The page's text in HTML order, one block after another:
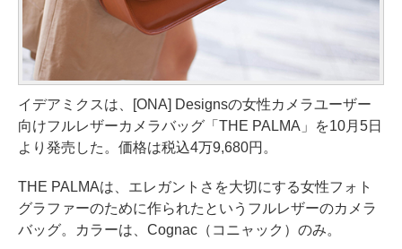
イデアミクスは、[ONA] Designsの女性カメラユーザー
向けフルレザーカメラバッグ「THE PALMA」を10月5日
より発売した。価格は税込4万9,680円。
THE PALMAは、エレガントさを大切にする女性フォト
グラファーのために作られたというフルレザーのカメラ
バッグ。カラーは、Cognac（コニャック）のみ。